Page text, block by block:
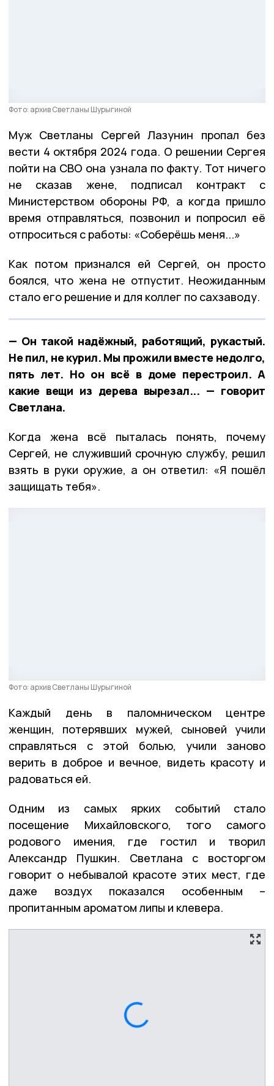
Фото: архив Светланы Шурыгиной
Муж Светланы Сергей Лазунин пропал без
вести 4 октября 2024 года. О решении Сергея
пойти на СВО она узнала по факту. Тот ничего
не сказав жене, подписал контракт с
Министерством обороны РФ, а когда пришло
время отправляться, позвонил и попросил её
отпроситься с работы: «Соберёшь меня...»
Как потом признался ей Сергей, он просто
боялся, что жена не отпустит. Неожиданным
стало его решение и для коллег по сахзаводу.
— Он такой надёжный, работящий, рукастый.
Не пил, не курил. Мы прожили вместе недолго,
пять лет. Но он всё в доме перестроил. А
какие вещи из дерева вырезал... — говорит
Светлана.
Когда жена всё пыталась понять, почему
Сергей, не служивший срочную службу, решил
взять в руки оружие, а он ответил: «Я пошёл
защищать тебя».
Фото: архив Светланы Шурыгиной
Каждый день в паломническом центре
женщин, потерявших мужей, сыновей учили
справляться с этой болью, учили заново
верить в доброе и вечное, видеть красоту и
радоваться ей.
Одним из самых ярких событий стало
посещение Михайловского, того самого
родового имения, где гостил и творил
Александр Пушкин. Светлана с восторгом
говорит о небывалой красоте этих мест, где
даже воздух показался особенным –
пропитанным ароматом липы и клевера.